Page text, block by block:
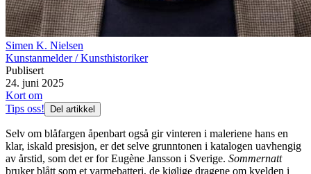
Simen K. Nielsen
Kunstanmelder / Kunsthistoriker
Publisert
24. juni 2025
Kort om
Tips oss!
Del artikkel
Selv om blåfargen åpenbart også gir vinteren i maleriene hans en
klar, iskald presisjon, er det selve grunntonen i katalogen uavhengig
av årstid, som det er for Eugène Jansson i Sverige. Sommernatt
bruker blått som et varmebatteri, de kjølige dragene om kvelden i